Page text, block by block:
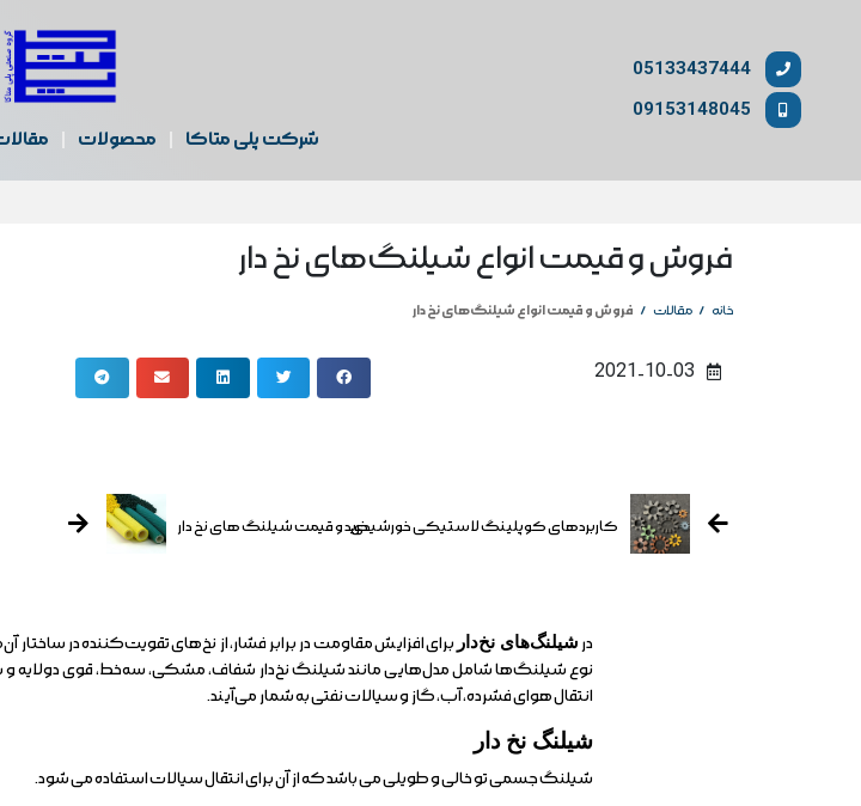
05133437444
09153148045
شرکت پلی متاکا محصولات
فروش و قیمت انواع شیلنگ‌های نخ دار
خانه / مقالات / فروش و قیمت انواع شیلنگ‌های نخ دار
2021-10-03
کاربردهای کوپلینگ لاستیکی خورشیدیخرید و قیمت شیلنگ های نخ دار
در شیلنگ‌های نخ‌دار برای افزایش مقاومت در برابر فشار، از نخ‌های تقویت‌کننده در
نوع شیلنگ‌ها شامل مدل‌هایی مانند شیلنگ نخ‌دار شفاف، مشکی، سه‌خط، قوی
انتقال هوای فشرده، آب، گاز و سیالات نفتی به شمار می‌آیند.
شیلنگ نخ دار
شیلنگ جسمی تو خالی و طویلی می باشد که از آن برای انتقال سیالات استفاده می شود.